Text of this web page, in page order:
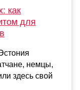
как
для
немцы,
здесь свой